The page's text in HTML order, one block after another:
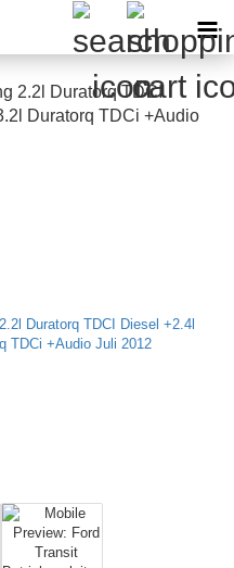
2.2l Duratorq TDCI
Duratorq TDCi +Audio